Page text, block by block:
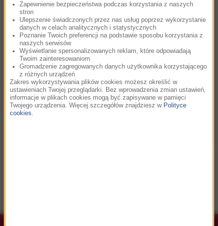
Dostęp w aplikacji
Słuchaj RMF Classic+ wszędzie gdzie chcesz – w domu, na
spacerze, w samochodzie dzięki połączeniu z systemem
audio.
Zapewnienie bezpieczeństwa podczas korzystania z naszych
stron
Ulepszenie świadczonych przez nas usług poprzez wykorzystanie
danych w celach analitycznych i statystycznych
Poznanie Twoich preferencji na podstawie sposobu korzystania z
naszych serwisów
Wyświetlanie spersonalizowanych reklam, które odpowiadają
Twoim zainteresowaniom
Gromadzenie zagregowanych danych użytkownika korzystającego
z różnych urządzeń
Zakres wykorzystywania plików cookies możesz określić w
ustawieniach Twojej przeglądarki. Bez wprowadzenia zmian ustawień,
informacje w plikach cookies mogą być zapisywane w pamięci
Twojego urządzenia. Więcej szczegółów znajdziesz w Polityce
cookies